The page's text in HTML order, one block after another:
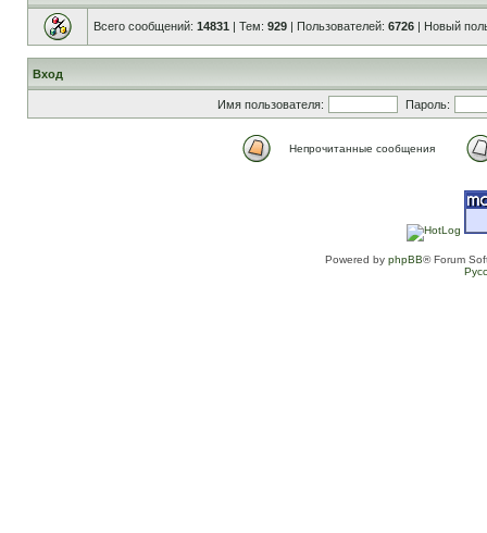
Всего сообщений: 14831 | Тем: 929 | Пользователей: 6726 | Новый
Вход
Имя пользователя: Пароль:
Непрочитанные сообщения
Powered by phpBB® Forum